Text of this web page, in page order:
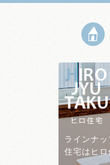
ラインナ
住宅はヒロ